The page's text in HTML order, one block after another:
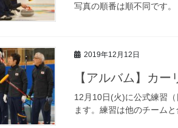
写真の順番は順不同です。
2019年12月12日
【アルバム】カ
12月10日(火)に公式練習
ます。練習は他のチーム